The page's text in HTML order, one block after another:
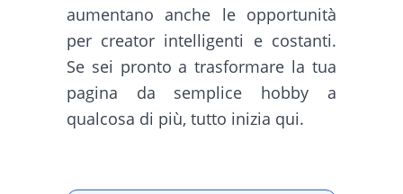
aumentano anche le opportunità
per creator intelligenti e costanti.
Se sei pronto a trasformare la tua
pagina da semplice hobby a
qualcosa di più, tutto inizia qui.